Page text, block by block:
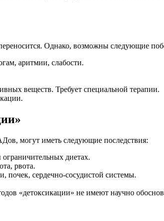
Однако, возможны следующие
аритмии, слабости.
веществ. Требует специальной терапии.
могут иметь следующие последствия:
диетах.
рвота.
почек, сердечно-сосудистой системы.
«детоксикации» не имеют научно